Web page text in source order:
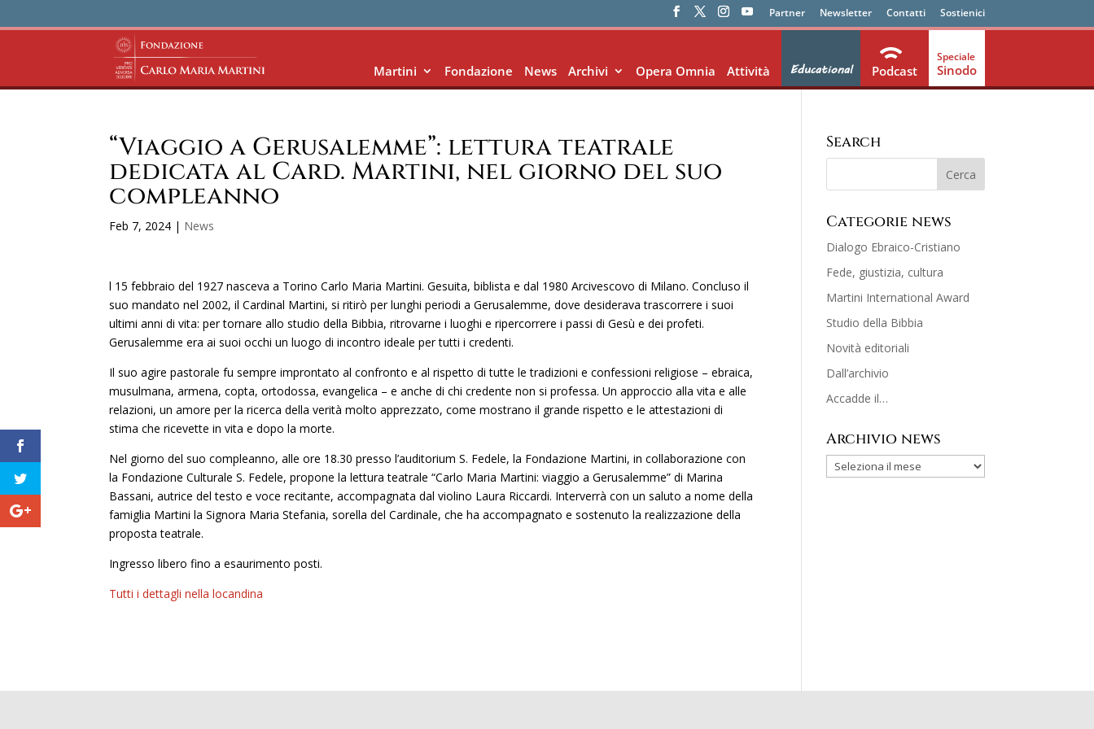
Partner Newsletter Contatti Sostienici
Martini Fondazione News Archivi Opera Omnia Attività Educational Podcast Sinodo
“Viaggio a Gerusalemme”: lettura teatrale
dedicata al Card. Martini, nel giorno del suo
compleanno
Feb 7, 2024 | News
l 15 febbraio del 1927 nasceva a Torino Carlo Maria Martini. Gesuita, biblista e dal 1980 Arcivescovo di Milano. Concluso il
suo mandato nel 2002, il Cardinal Martini, si ritirò per lunghi periodi a Gerusalemme, dove desiderava trascorrere i suoi
ultimi anni di vita: per tornare allo studio della Bibbia, ritrovarne i luoghi e ripercorrere i passi di Gesù e dei profeti.
Gerusalemme era ai suoi occhi un luogo di incontro ideale per tutti i credenti.
Il suo agire pastorale fu sempre improntato al confronto e al rispetto di tutte le tradizioni e confessioni religiose – ebraica,
musulmana, armena, copta, ortodossa, evangelica – e anche di chi credente non si professa. Un approccio alla vita e alle
relazioni, un amore per la ricerca della verità molto apprezzato, come mostrano il grande rispetto e le attestazioni di
stima che ricevette in vita e dopo la morte.
Nel giorno del suo compleanno, alle ore 18.30 presso l’auditorium S. Fedele, la Fondazione Martini, in collaborazione con
la Fondazione Culturale S. Fedele, propone la lettura teatrale “Carlo Maria Martini: viaggio a Gerusalemme” di Marina
Bassani, autrice del testo e voce recitante, accompagnata dal violino Laura Riccardi. Interverrà con un saluto a nome della
famiglia Martini la Signora Maria Stefania, sorella del Cardinale, che ha accompagnato e sostenuto la realizzazione della
proposta teatrale.
Ingresso libero fino a esaurimento posti.
Tutti i dettagli nella locandina
Search
Categorie news
Dialogo Ebraico-Cristiano
Fede, giustizia, cultura
Martini International Award
Studio della Bibbia
Novità editoriali
Dall’archivio
Accadde il…
Archivio news